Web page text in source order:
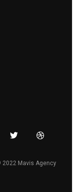
2022 Mavis Agency